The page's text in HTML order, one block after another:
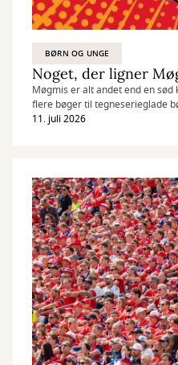
BØRN OG UNGE
Noget, der ligner
Møgmis er alt andet end en sød
flere bøger til tegneserieglade
11. juli 2026